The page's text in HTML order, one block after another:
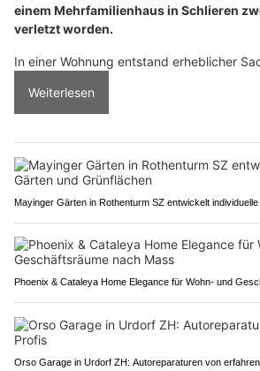
einem Mehrfamilienhaus in Schlieren
verletzt worden.
In einer Wohnung entstand erheblicher
Weiterlesen
Mayinger Gärten in Rothenturm SZ entwickelt
Phoenix & Cataleya Home Elegance für Wohn- und
Orso Garage in Urdorf ZH: Autoreparaturen von